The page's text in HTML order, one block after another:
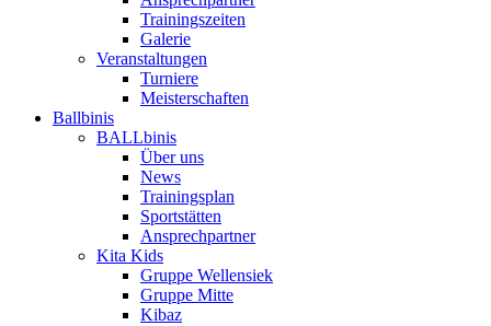
Trainingszeiten
Galerie
Veranstaltungen
Turniere
Meisterschaften
Ballbinis
BALLbinis
Über uns
News
Trainingsplan
Sportstätten
Ansprechpartner
Kita Kids
Gruppe Wellensiek
Gruppe Mitte
Kibaz